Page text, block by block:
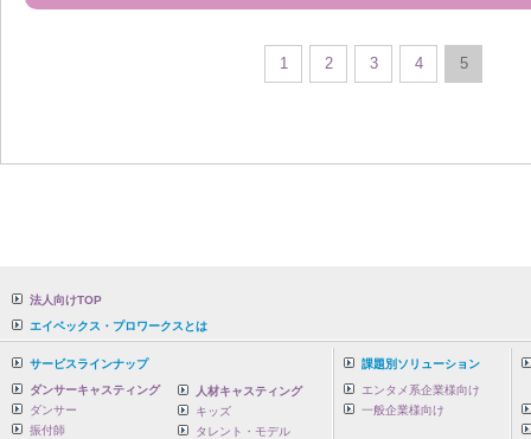
1 2 3 4 5
法人向けTOP
エイベックス・プロワークスとは
サービスラインナップ
ダンサーキャスティング
ダンサー
振付師
人材キャスティング
キッズ
タレント・モデル
課題別ソリューション
エンタメ系企業様向け
一般企業様向け